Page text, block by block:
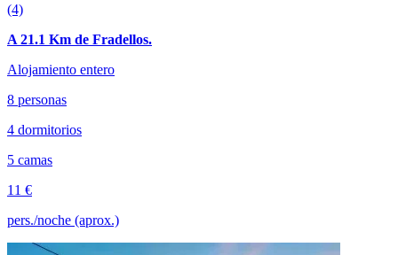
(4)
A 21.1 Km de Fradellos.
Alojamiento entero
8 personas
4 dormitorios
5 camas
11 €
pers./noche (aprox.)